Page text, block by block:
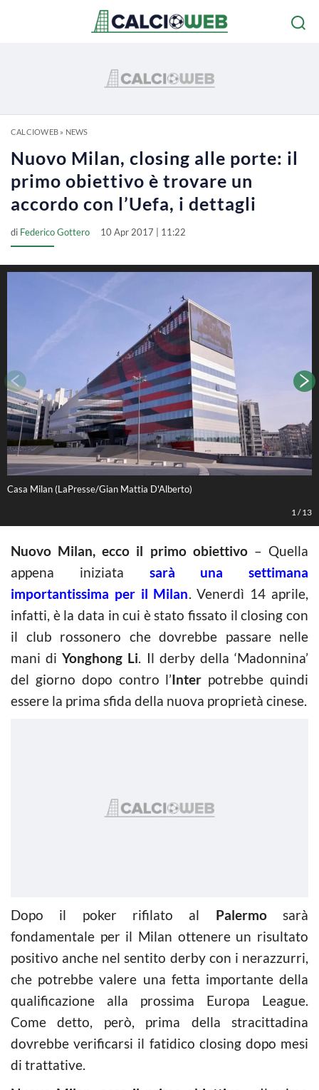
CALCIOWEB» NEWS
Nuovo Milan, closing alle porte: il
primo obiettivo è trovare un
accordo con l’Uefa, i dettagli
di Federico Gottero 10 Apr 2017 | 11:22
Casa Milan (LaPresse/Gian Mattia D'Alberto)
1 /13
Nuovo Milan, ecco il primo obiettivo– Quella
appena iniziata sarà una settimana
importantissima per il Milan. Venerdì 14 aprile,
infatti, è la data in cui è stato fissato il closing con
il club rossonero che dovrebbe passare nelle
mani diYonghong Li. Il derby della ‘Madonnina’
del giorno dopo contro l’Inter potrebbe quindi
essere la prima sfida della nuova proprietà cinese.
Dopo il poker rifilato al Palermosarà
fondamentale per il Milan ottenere un risultato
positivo anche nel sentito derby con i nerazzurri,
che potrebbe valere una fetta importante della
qualificazione alla prossima Europa League.
Come detto, però, prima della stracittadina
dovrebbe verificarsi il fatidico closing dopo mesi
di trattative.